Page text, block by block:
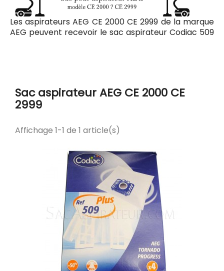
Les aspirateurs AEG CE 2000 CE 2999 de la marque
AEG peuvent recevoir le sac aspirateur Codiac 509
Sac aspirateur AEG CE 2000 CE
2999
Affichage 1-1 de 1 article(s)